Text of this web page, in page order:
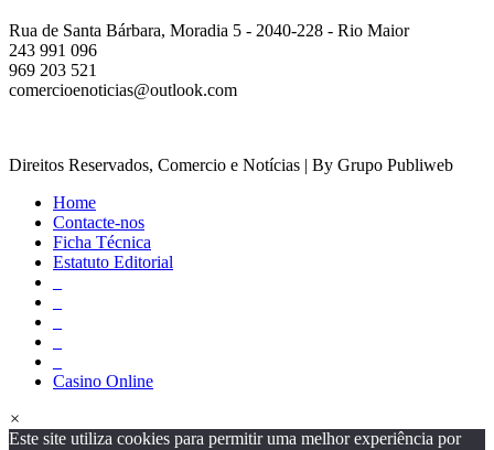
Rua de Santa Bárbara, Moradia 5 - 2040-228 - Rio Maior
243 991 096
969 203 521
comercioenoticias@outlook.com
Direitos Reservados, Comercio e Notícias | By Grupo Publiweb
Home
Contacte-nos
Ficha Técnica
Estatuto Editorial
Casino Online
×
Este site utiliza cookies para permitir uma melhor experiência por